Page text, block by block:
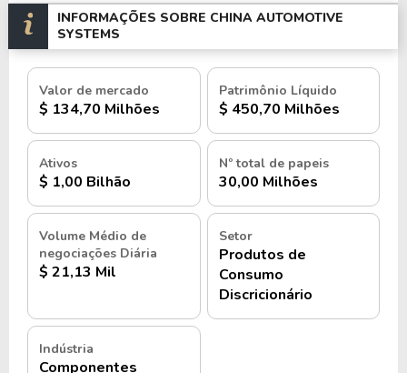
INFORMAÇÕES SOBRE CHINA AUTOMOTIVE
SYSTEMS
Valor de mercado
$ 134,70 Milhões
Patrimônio Líquido
$ 450,70 Milhões
Ativos
$ 1,00 Bilhão
Nº total de papeis
30,00 Milhões
Volume Médio de
negociações Diária
$ 21,13 Mil
Setor
Produtos de
Consumo
Discricionário
Indústria
Componentes